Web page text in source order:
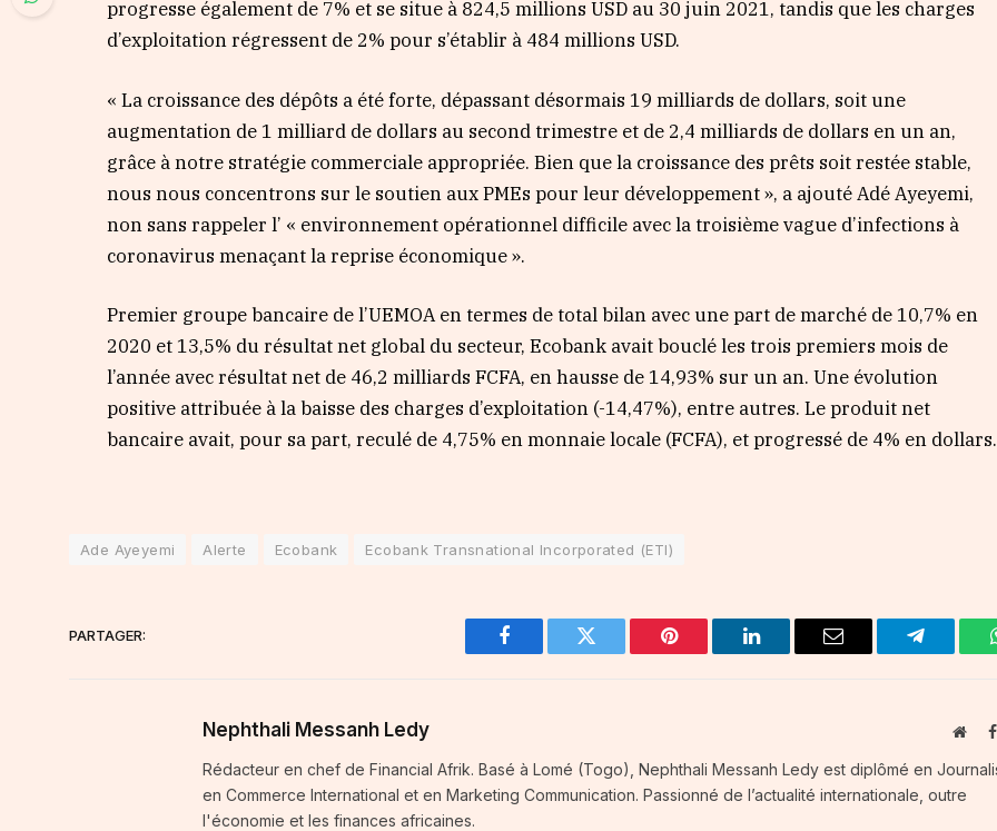
progresse également de 7% et se situe à 824,5 millions USD au 30 juin 2021, tandis que les charges
d’exploitation régressent de 2% pour s’établir à 484 millions USD.
« La croissance des dépôts a été forte, dépassant désormais 19 milliards de dollars, soit une
augmentation de 1 milliard de dollars au second trimestre et de 2,4 milliards de dollars en un an,
grâce à notre stratégie commerciale appropriée. Bien que la croissance des prêts soit restée stable,
nous nous concentrons sur le soutien aux PMEs pour leur développement », a ajouté Adé Ayeyemi,
non sans rappeler l’ « environnement opérationnel difficile avec la troisième vague d’infections à
coronavirus menaçant la reprise économique ».
Premier groupe bancaire de l’UEMOA en termes de total bilan avec une part de marché de 10,7% en
2020 et 13,5% du résultat net global du secteur, Ecobank avait bouclé les trois premiers mois de
l’année avec résultat net de 46,2 milliards FCFA, en hausse de 14,93% sur un an. Une évolution
positive attribuée à la baisse des charges d’exploitation (-14,47%), entre autres. Le produit net
bancaire avait, pour sa part, reculé de 4,75% en monnaie locale (FCFA), et progressé de 4% en dollars.
Ade Ayeyemi Alerte Ecobank Ecobank Transnational Incorporated (ETI)
PARTAGER:
Facebook Twitter Pinterest LinkedIn Email Telegram
Nephthali Messanh Ledy
Rédacteur en chef de Financial Afrik. Basé à Lomé (Togo), Nephthali Messanh Ledy est diplômé en
en Commerce International et en Marketing Communication. Passionné de l’actualité internationale, outre
l'économie et les finances africaines.